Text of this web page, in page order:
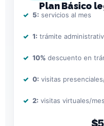
Plan Básico
5: servicios al mes
1: trámite
10% descuento en
0: visitas
2: visitas virtuales/mes